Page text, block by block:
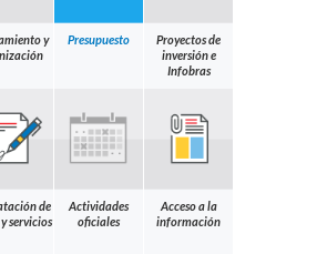
y
Presupuesto
Proyectos de
inversión e
Infobras
de
servicios
Actividades
oficiales
Acceso a la
información